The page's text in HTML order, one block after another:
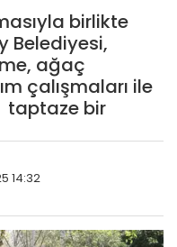
birlikte
Belediyesi,
ağaç
çalışmaları ile
taptaze bir
14:32